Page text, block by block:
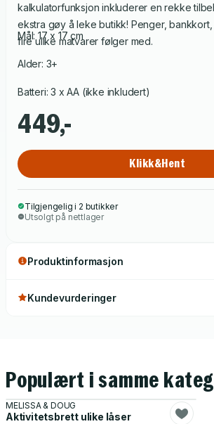
kalkulatorfunksjon inkluderer en rekke
ekstra gøy å leke butikk! Penger, bankkort,
fire ulike matvarer følger med.
Mål: 17 x 17 cm
Alder: 3+
Batteri: 3 x AA (ikke inkludert)
449,-
Klikk&Hent
Tilgjengelig i 2 butikker
Utsolgt på nettlager
Produktinformasjon
Kundevurderinger
Populært i samme
MELISSA & DOUG
Aktivitetsbrett ulike låser